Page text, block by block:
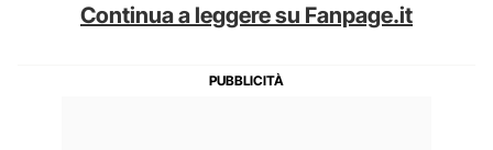
Continua a leggere su Fanpage.it